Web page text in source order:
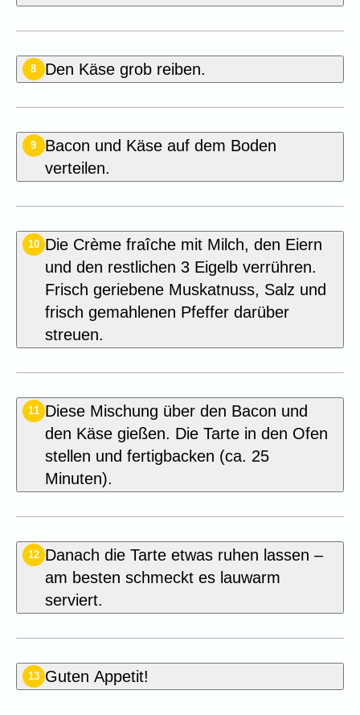
8 Den Käse grob reiben.
9
Bacon und Käse auf dem Boden
verteilen.
10 Die Crème fraîche mit Milch, den Eiern
und den restlichen 3 Eigelb verrühren.
Frisch geriebene Muskatnuss, Salz und
frisch gemahlenen Pfeffer darüber
streuen.
11 Diese Mischung über den Bacon und
den Käse gießen. Die Tarte in den Ofen
stellen und fertigbacken (ca. 25
Minuten).
12 Danach die Tarte etwas ruhen lassen –
am besten schmeckt es lauwarm
serviert.
13 Guten Appetit!